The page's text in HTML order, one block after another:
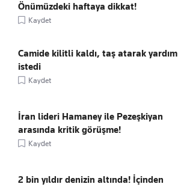
Önümüzdeki haftaya dikkat!
Kaydet
Camide kilitli kaldı, taş atarak yardım
istedi
Kaydet
İran lideri Hamaney ile Pezeşkiyan
arasında kritik görüşme!
Kaydet
2 bin yıldır denizin altında! İçinden